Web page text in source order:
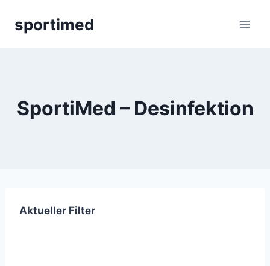
Inhaltsportimed
SportiMed – Desinfektion
Aktueller Filter